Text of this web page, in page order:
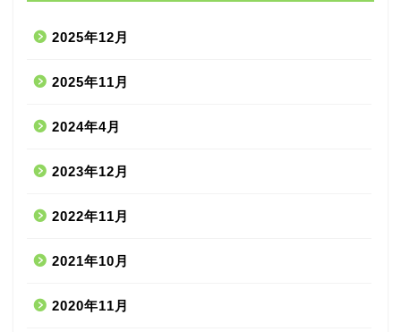
2025年12月
2025年11月
2024年4月
2023年12月
2022年11月
2021年10月
2020年11月